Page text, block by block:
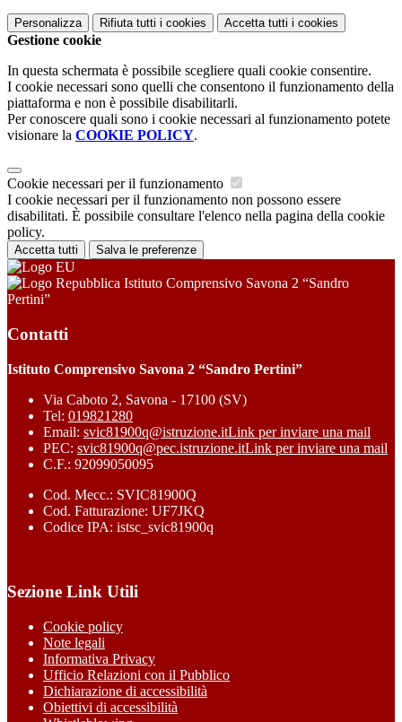
Personalizza Rifiuta tutti i cookies Accetta tutti i cookies
Gestione cookie
In questa schermata è possibile scegliere quali cookie consentire.
I cookie necessari sono quelli che consentono il funzionamento della
piattaforma e non è possibile disabilitarli.
Per conoscere quali sono i cookie necessari al funzionamento potete
visionare la COOKIE POLICY.
Cookie necessari per il funzionamento
I cookie necessari per il funzionamento non possono essere
disabilitati. È possibile consultare l'elenco nella pagina della cookie
policy.
Accetta tutti Salva le preferenze
Istituto Comprensivo Savona 2 “Sandro
Pertini”
Contatti
Istituto Comprensivo Savona 2 “Sandro Pertini”
Via Caboto 2, Savona - 17100 (SV)
Tel: 019821280
Email: svic81900q@istruzione.itLink per inviare una mail
PEC: svic81900q@pec.istruzione.itLink per inviare una mail
C.F.: 92099050095
Cod. Mecc.: SVIC81900Q
Cod. Fatturazione: UF7JKQ
Codice IPA: istsc_svic81900q
Sezione Link Utili
Cookie policy
Note legali
Informativa Privacy
Ufficio Relazioni con il Pubblico
Dichiarazione di accessibilità
Obiettivi di accessibilità